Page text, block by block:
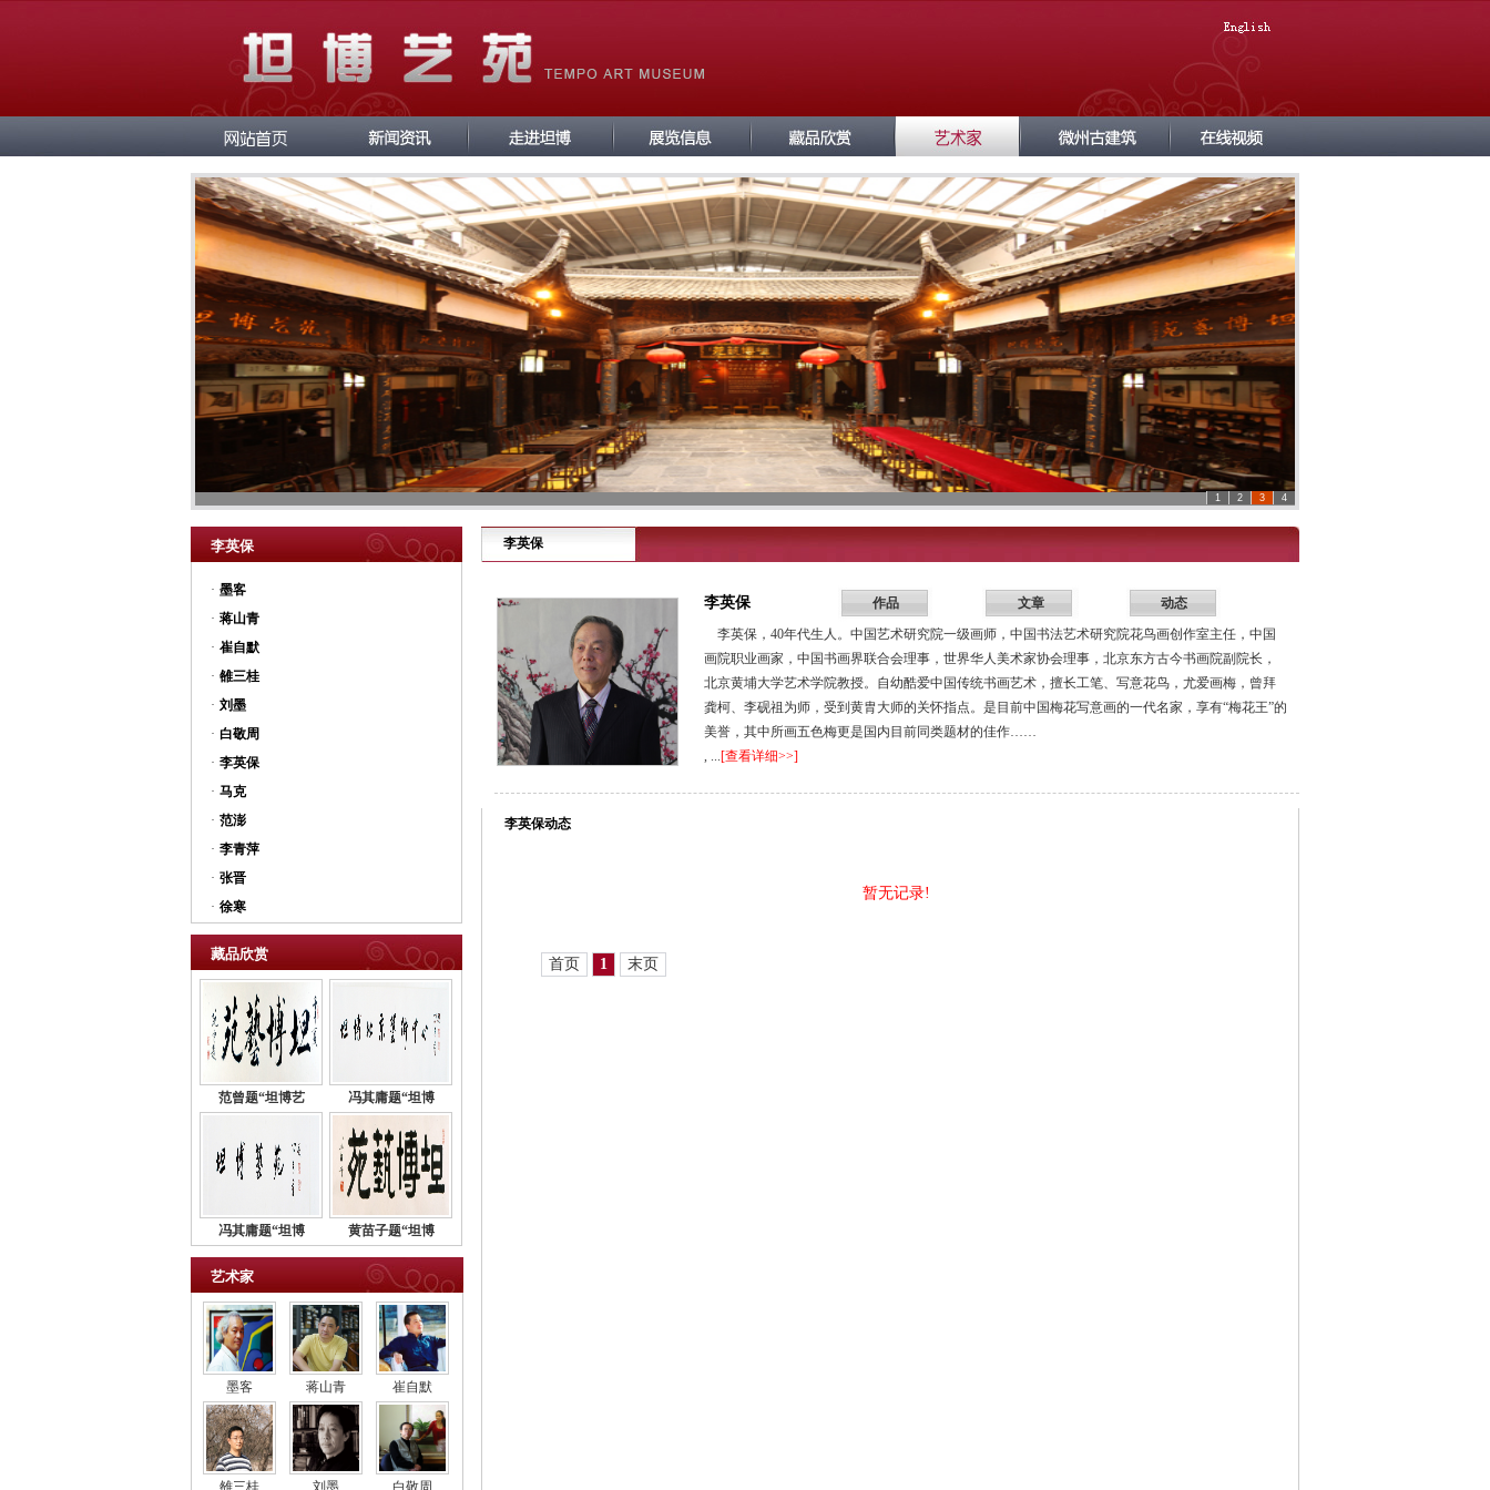
1 2 3 4
李英保
· 墨客
· 蒋山青
· 崔自默
· 雒三桂
· 刘墨
· 白敬周
· 李英保
· 马克
· 范澎
· 李青萍
· 张晋
· 徐寒
藏品欣赏
范曾题“坦博艺 冯其庸题“坦博
冯其庸题“坦博 黄苗子题“坦博
艺术家
墨客 蒋山青 崔自默
雒三桂 刘墨 白敬周
李英保
李英保 作品 文章
动态
李英保，40年代生人。中国艺术研究院一级画师，中国书法艺术研究院花鸟画创作室主任，中国
画院职业画家，中国书画界联合会理事，世界华人美术家协会理事，北京东方古今书画院副院长，
北京黄埔大学艺术学院教授。自幼酷爱中国传统书画艺术，擅长工笔、写意花鸟，尤爱画梅，曾拜
龚柯、李砚祖为师，受到黄胄大师的关怀指点。是目前中国梅花写意画的一代名家，享有“梅花王”的
美誉，其中所画五色梅更是国内目前同类题材的佳作……
, ...[查看详细>>]
李英保动态
暂无记录!
首页 1 末页